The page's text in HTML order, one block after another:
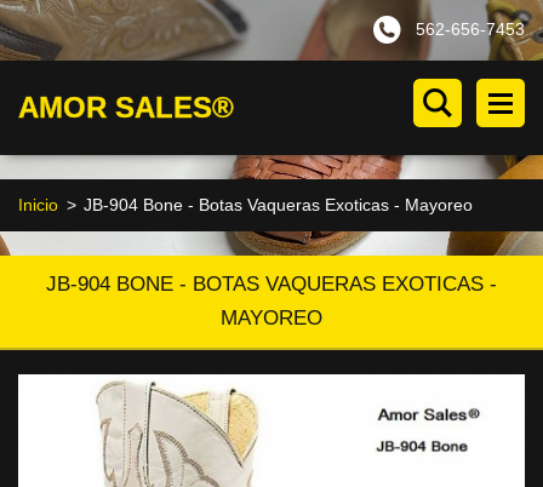
562-656-7453
AMOR SALES®
Inicio > JB-904 Bone - Botas Vaqueras Exoticas - Mayoreo
JB-904 BONE - BOTAS VAQUERAS EXOTICAS -
MAYOREO